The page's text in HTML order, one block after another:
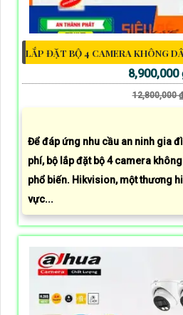
LẮP ĐẶT BỘ 4 CAMERA KHÔNG
8,900,000
12,800,000 ₫
Để đáp ứng nhu cầu an ninh gia
phí, bộ lắp đặt bộ 4 camera
phổ biến. Hikvision, một thương
vực...